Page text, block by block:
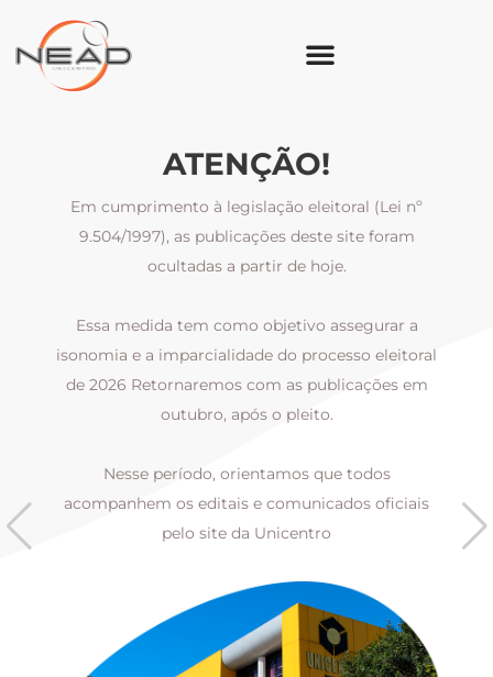
ATENÇÃO!
Em cumprimento à legislação eleitoral (Lei nº
9.504/1997), as publicações deste site foram
ocultadas a partir de hoje.
Essa medida tem como objetivo assegurar a
isonomia e a imparcialidade do processo eleitoral
de 2026 Retornaremos com as publicações em
outubro, após o pleito.
Nesse período, orientamos que todos
acompanhem os editais e comunicados oficiais
pelo site da Unicentro